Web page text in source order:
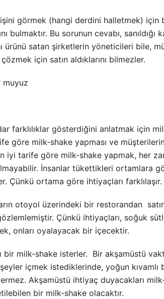
görmek (hangi derdini halletmek) için
bulmaktır. Bu sorunun cevabı, sanıldığı
ürünü satan şirketlerin yöneticileri bile,
için satın aldıklarını bilmezler.
farklılıklar gösterdiğini anlatmak için
göre milk-shake yapması ve
iyi tarife göre milk-shake yapmak, her
İnsanlar tükettikleri ortamlara
Çünkü ortama göre ihtiyaçları farklılaşır.
otoyol üzerindeki bir restorandan
Çünkü ihtiyaçları, soğuk
onları oyalayacak bir içecektir.
bir milk-shake isterler. Bir akşamüstü
içmek istediklerinde, yoğun kıvamlı
Akşamüstü ihtiyaç duyacakları
bir milk-shake olacaktır.